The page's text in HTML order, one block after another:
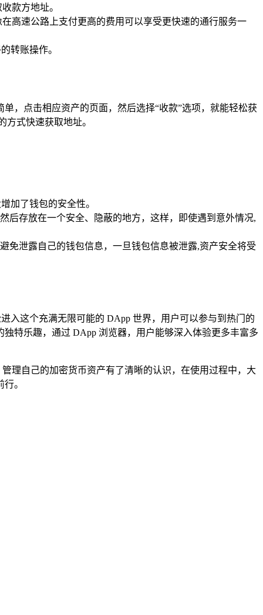
款方地址。
高速公路上支付更高的费用可以享受更快速的通行服务一
转账操作。
，点击相应资产的页面，然后选择“收款”选项，就能轻松获
式快速获取地址。
加了钱包的安全性。
后存放在一个安全、隐蔽的地方，这样，即使遇到意外情况,
免泄露自己的钱包信息，一旦钱包信息被泄露,资产安全将受
入这个充满无限可能的 DApp 世界，用户可以参与到热门的
特乐趣，通过 DApp 浏览器，用户能够深入体验更多丰富多
理自己的加密货币资产有了清晰的认识，在使用过程中，大
。